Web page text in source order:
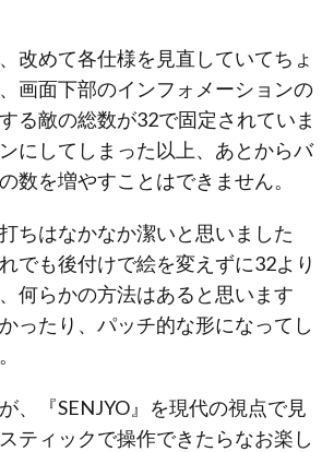
改めて各仕様を見直していてちょ
画面下部のインフォメーションの
る敵の総数が32で固定されていま
にしてしまった以上、あとからバ
数を増やすことはできません。
ちはなかなか潔いと思いました
でも後付けで絵を変えずに32より
何らかの方法はあると思います
ったり、パッチ的な形になってし
、『SENJYO』を現代の視点で見
ティックで操作できたらなお楽し